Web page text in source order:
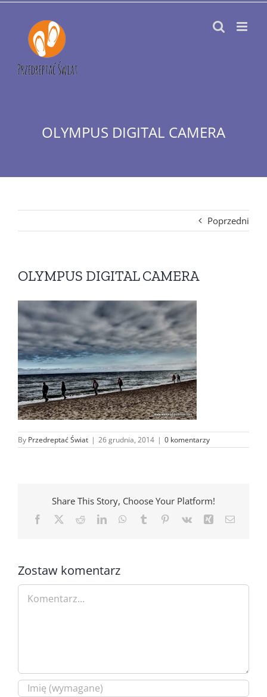
Przejdź
zawartości
OLYMPUS DIGITAL CAMERA
Poprzedni
OLYMPUS DIGITAL CAMERA
By Przedreptać Świat | 26 grudnia, 2014 | 0 komentarzy
Share This Story, Choose Your Platform!
Facebook RedditLinkedInWhatsApp
Tumblr Pinterest
Vk Xing Email
Zostaw komentarz
Comment